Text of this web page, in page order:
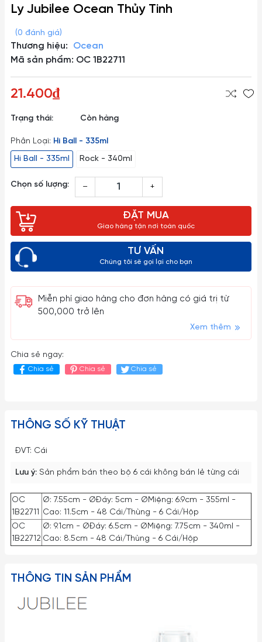
Ly Jubilee Ocean Thủy Tinh
(0 đánh giá)
Thương hiệu:
Ocean
Mã sản phẩm: OC 1B22711
21.400₫
Trạng thái: Còn hàng
Phân Loại: Hi Ball - 335ml
Hi Ball - 335ml
Rock - 340ml
Chọn số lượng: – +
ĐẶT MUA
Giao hàng tận nơi toàn quốc
TƯ VẤN
Chúng tôi sẽ gọi lại cho bạn
Miễn phí giao hàng cho đơn hàng có giá trị từ
500,000 trở lên
Xem thêm
Chia sẻ ngay:
Chia sẻ Chia sẻ Chia sẻ
THÔNG SỐ KỸ THUẬT
ĐVT: Cái
Lưu ý: Sản phẩm bán theo bộ 6 cái không bán lẻ từng cái
OC
1B22711
Ø: 7.55cm - ØĐáy: 5cm - ØMiệng: 6.9cm - 355ml -
Cao: 11.5cm - 48 Cái/Thùng - 6 Cái/Hộp
OC
1B22712
Ø: 9.1cm - ØĐáy: 6.5cm - ØMiệng: 7.75cm - 340ml -
Cao: 8.5cm - 48 Cái/Thùng - 6 Cái/Hộp
THÔNG TIN SẢN PHẨM